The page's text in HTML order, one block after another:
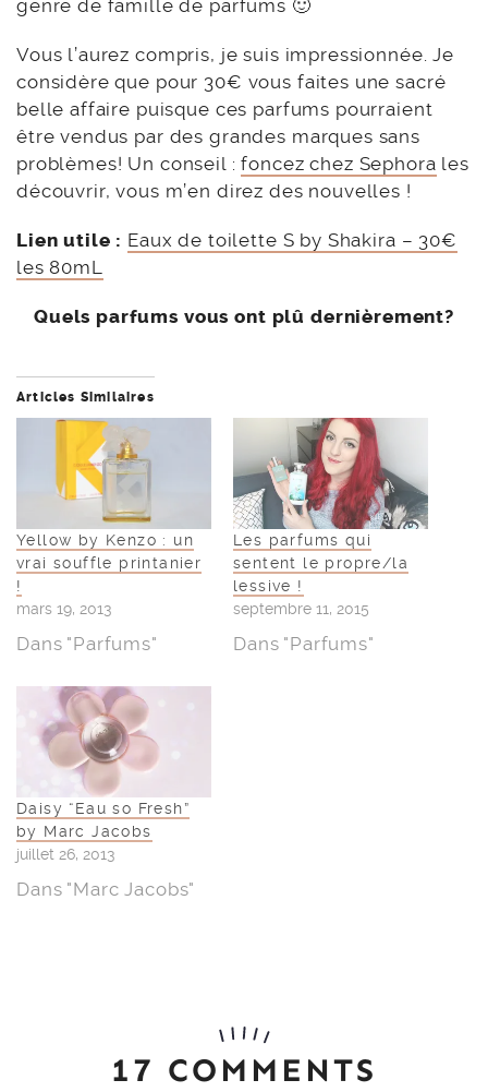
genre de famille de parfums 🙂
Vous l’aurez compris, je suis impressionnée. Je
considère que pour 30€ vous faites une sacré
belle affaire puisque ces parfums pourraient
être vendus par des grandes marques sans
problèmes! Un conseil :foncez chez Sephora les
découvrir, vous m’en direz des nouvelles !
Lien utile : Eaux de toilette S by Shakira – 30€
les 80mL
Quels parfums vous ont plû dernièrement?
Articles Similaires
Yellow by Kenzo : un
vrai souffle printanier
!
mars 19, 2013
Dans "Parfums"
Les parfums qui
sentent le propre/la
lessive !
septembre 11, 2015
Dans "Parfums"
Daisy “Eau so Fresh”
by Marc Jacobs
juillet 26, 2013
Dans "Marc Jacobs"
17 COMMENTS